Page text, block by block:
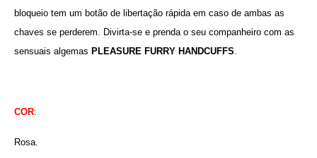
bloqueio tem um botão de libertação rápida em caso de ambas as
chaves se perderem. Divirta-se e prenda o seu companheiro com as
sensuais algemas PLEASURE FURRY HANDCUFFS
COR:
Rosa